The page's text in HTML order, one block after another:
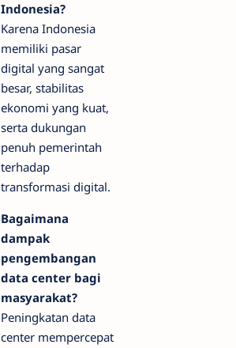
Indonesia?
Karena Indonesia
memiliki pasar
digital yang sangat
besar, stabilitas
ekonomi yang kuat,
serta dukungan
penuh pemerintah
terhadap
transformasi digital.
Bagaimana
dampak
pengembangan
data center bagi
masyarakat?
Peningkatan data
center mempercepat